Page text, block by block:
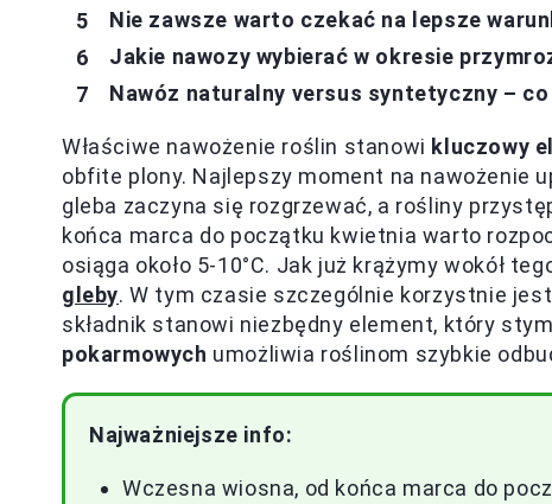
Nie zawsze warto czekać na lepsze
Jakie nawozy wybierać w okresie
Nawóz naturalny versus syntetyczny –
Właściwe nawożenie roślin stanowi kluczowy
obfite plony. Najlepszy moment na nawożenie
gleba zaczyna się rozgrzewać, a rośliny
końca marca do początku kwietnia warto
osiąga około 5-10°C. Jak już krążymy wokół
gleby. W tym czasie szczególnie korzystnie
składnik stanowi niezbędny element, który
pokarmowych umożliwia roślinom szybkie
Najważniejsze info:
Wczesna wiosna, od końca marca do